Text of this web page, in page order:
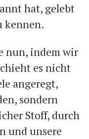
hat, gelebt
kennen.
nun, indem wir
es nicht
angeregt,
sondern
Stoff, durch
und unsere